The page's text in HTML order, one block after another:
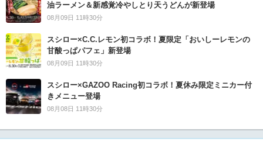
油ラーメン＆新感覚冷やしとり天うどんが新登場
08月09日 11時30分
スシロー×C.C.レモン初コラボ！夏限定「おいしーレモンの
甘酸っぱパフェ」新登場
08月09日 11時30分
スシロー×GAZOO Racing初コラボ！夏休み限定ミニカー付
きメニュー登場
08月08日 11時30分